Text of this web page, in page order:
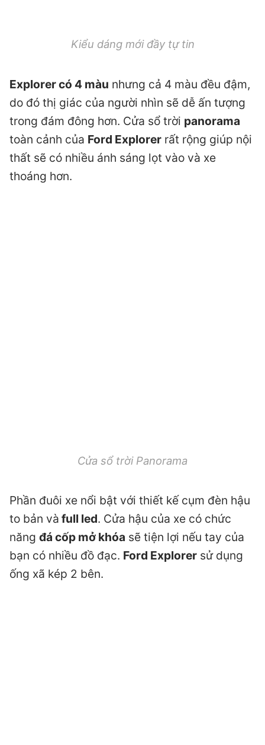
Kiểu dáng mới đầy tự tin
Explorer có 4 màu nhưng cả 4 màu đều đậm,
do đó thị giác của người nhìn sẽ dễ ấn tượng
trong đám đông hơn. Cửa sổ trời panorama
toàn cảnh của Ford Explorer rất rộng giúp nội
thất sẽ có nhiều ánh sáng lọt vào và xe
thoáng hơn.
Cửa sổ trời Panorama
Phần đuôi xe nổi bật với thiết kế cụm đèn hậu
to bản và full led. Cửa hậu của xe có chức
năng đá cốp mở khóa sẽ tiện lợi nếu tay của
bạn có nhiều đồ đạc. Ford Explorer sử dụng
ống xã kép 2 bên.